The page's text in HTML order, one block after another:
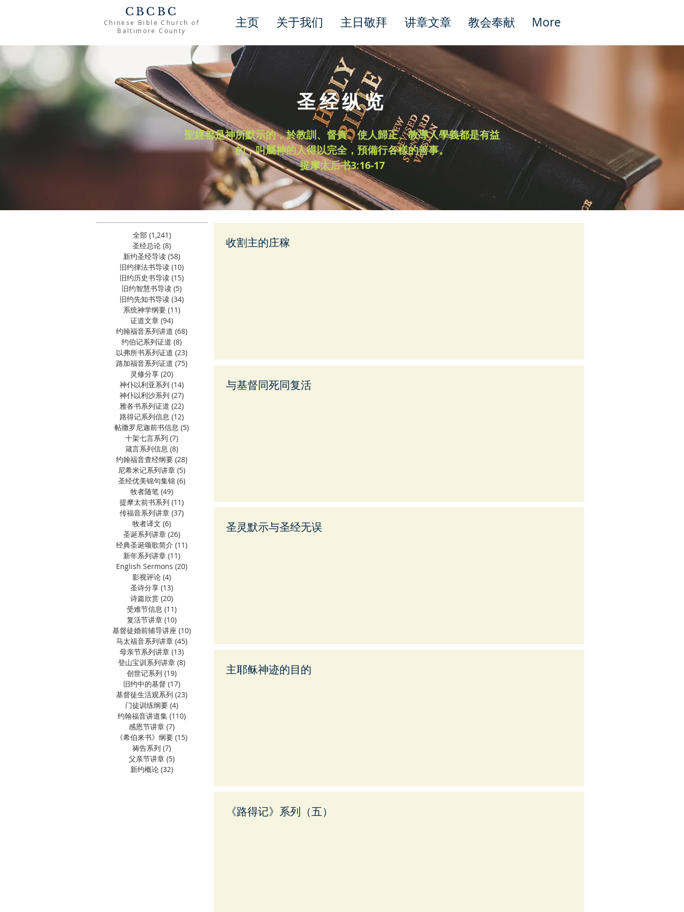
CBCBC
Chinese Bible Church of
Baltimore County
主页 关于我们 主日敬拜 讲章文章 教会奉献 More
Featured Posts
圣经纵览
聖經都是神所默示的，於教訓、督責、使人歸正、教導人學義都是有益
的，叫屬神的人得以完全，預備行各樣的善事。
​提摩太后书3:16-17
全部 (1,241)1,241 篇文章
圣经总论 (8)
新约圣经导读 (58)
旧约律法书导读 (10)
旧约历史书导读 (15)
旧约智慧书导读 (5)
旧约先知书导读 (34)
系统神学纲要 (11)
证道文章 (94)
约翰福音系列讲道 (68)
约伯记系列证道 (8)
以弗所书系列证道 (23)
路加福音系列证道 (75) 75 篇文章
灵修分享 (20)
神仆以利亚系列 (14)
神仆以利沙系列 (27)
雅各书系列证道 (22)
路得记系列信息 (12)
帖撒罗尼迦前书信息 (5)
十架七言系列 (7)
箴言系列信息 (8)
约翰福音查经纲要 (28)
尼希米记系列讲章 (5)
圣经优美锦句集锦 (6)
牧者随笔 (49)
提摩太前书系列 (11) 11 篇文章
传福音系列讲章 (37)
牧者译文 (6)
圣诞系列讲章 (26)
经典圣诞颂歌简介 (11)
新年系列讲章 (11)
English Sermons (20)
影视评论 (4)
圣诗分享 (13)
诗篇欣赏 (20)
受难节信息 (11)
复活节讲章 (10)
基督徒婚前辅导讲座 (10)
马太福音系列讲章 (45)
母亲节系列讲章 (13) 13 篇文章
登山宝训系列讲章 (8)
创世记系列 (19)
旧约中的基督 (17)
基督徒生活观系列 (23)
门徒训练纲要 (4)
约翰福音讲道集 (110)
感恩节讲章 (7)
《希伯来书》纲要 (15)
祷告系列 (7)
父亲节讲章 (5)
新约概论 (32)
收割主的庄稼
与基督同死同复活
圣灵默示与圣经无误
主耶稣神迹的目的
《路得记》系列（五）